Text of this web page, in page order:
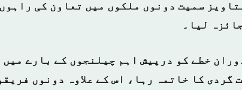
سمیت دونوں ملکوں میں تعاون کی
لیا۔
خطے کو درپیش اہم چیلنجوں کے بارے
گردی کا خاتمہ رہا، اس کے علاوہ دونوں